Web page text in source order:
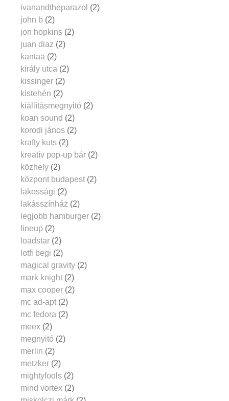
ivanandtheparazol (2)
john b (2)
jon hopkins (2)
juan diaz (2)
kantaa (2)
király utca (2)
kissinger (2)
kistehén (2)
kiállításmegnyitó (2)
koan sound (2)
korodi jános (2)
krafty kuts (2)
kreatív pop-up bár (2)
közhely (2)
központ budapest (2)
lakossági (2)
lakásszínház (2)
legjobb hamburger (2)
lineup (2)
loadstar (2)
lotfi begi (2)
magical gravity (2)
mark knight (2)
max cooper (2)
mc ad-apt (2)
mc fedora (2)
meex (2)
megnyitó (2)
merlin (2)
metzker (2)
mightyfools (2)
mind vortex (2)